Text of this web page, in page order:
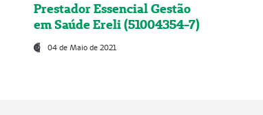
Prestador Essencial Gestão
em Saúde Ereli (51004354-7)
04 de Maio de 2021